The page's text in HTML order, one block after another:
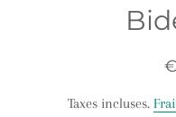
Taxes incluses.